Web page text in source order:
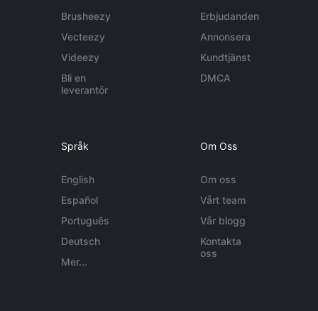
Brusheezy
Vecteezy
Videezy
Bli en
leverantör
Erbjudanden
Annonsera
Kundtjänst
DMCA
Språk
English
Español
Português
Deutsch
Mer...
Om Oss
Om oss
Vårt team
Vår blogg
Kontakta
oss